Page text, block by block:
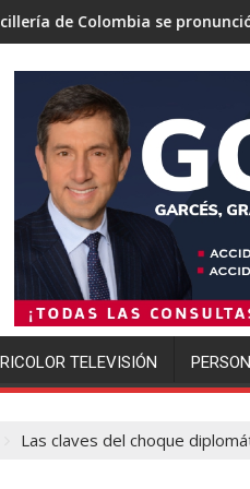
pronunció sobre accidente
TELEVISIÓN
Las claves del choque